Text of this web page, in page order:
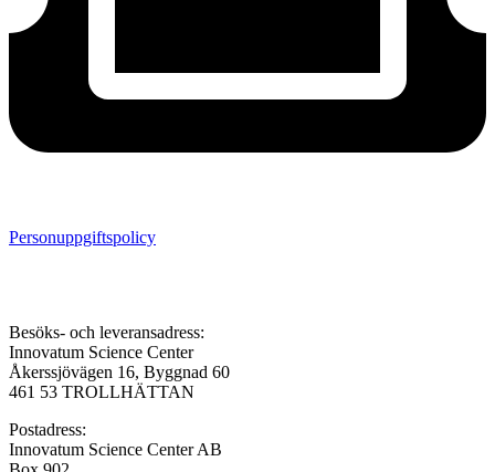
Personuppgiftspolicy
Besöks- och leveransadress:
Innovatum Science Center
Åkerssjövägen 16, Byggnad 60
461 53 TROLLHÄTTAN
Postadress:
Innovatum Science Center AB